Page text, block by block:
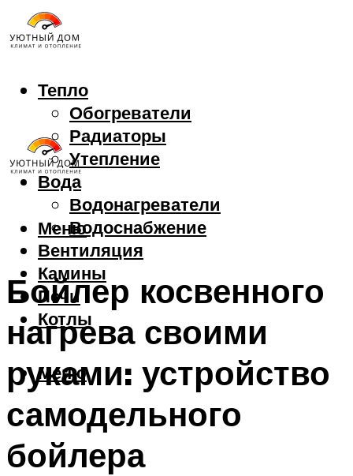
Тепло
Обогреватели
Радиаторы
Утепление
Вода
Водонагреватели
Водоснабжение
Вентиляция
Камины
Печи
Котлы
Меню
Меню
Бойлер косвенного
нагрева своими
руками: устройство
самодельного
бойлера